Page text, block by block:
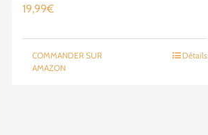
19,99€
COMMANDER SUR
AMAZON
Détails